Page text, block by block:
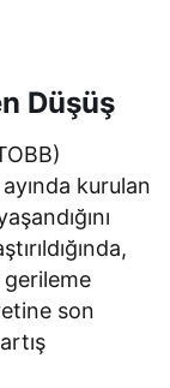
Düşüş
kurulan
son